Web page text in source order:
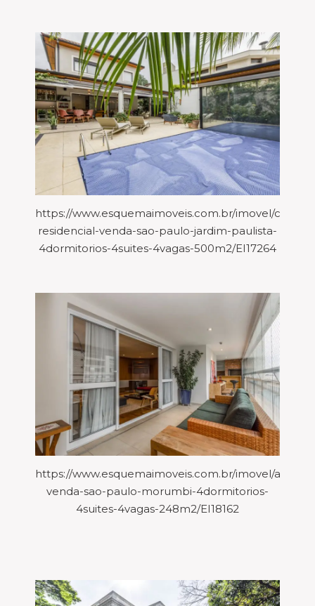
https://www.esquemaimoveis.com.br/imovel/casa-
residencial-venda-sao-paulo-jardim-paulista-
4dormitorios-4suites-4vagas-500m2/EI17264
https://www.esquemaimoveis.com.br/imovel/
venda-sao-paulo-morumbi-4dormitorios-
4suites-4vagas-248m2/EI18162